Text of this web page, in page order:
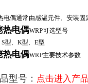
通常由感温元件、安装固定
热电偶WRP可选型号
、K型、E型
热电偶WRP主要技术参数
型号： 点击进入产